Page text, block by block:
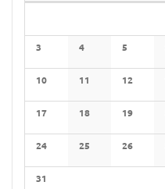
3
Keine Veranstaltungen
4
Keine
5
Keine
10
Keine Veranstaltungen
11
Keine
12
Keine
17
Keine Veranstaltungen
18
Keine
19
Keine
24
Keine Veranstaltungen
25
Keine
26
Keine
31